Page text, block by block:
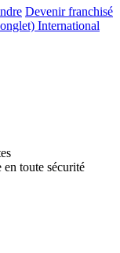
Devenir franchisé
International
toute sécurité